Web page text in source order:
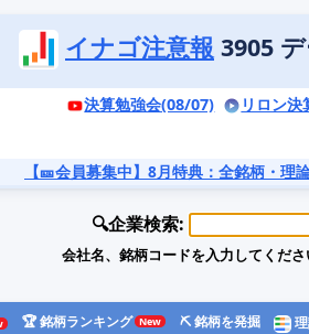
イナゴ注意報 3905
決算勉強会(08/07) リロン
【🎫会員募集中】8月特典 ：全銘柄・理
🔍企業検索:
会社名、銘柄コードを入力してくださ
🏆 銘柄ランキング ⛏️ 銘柄を発掘